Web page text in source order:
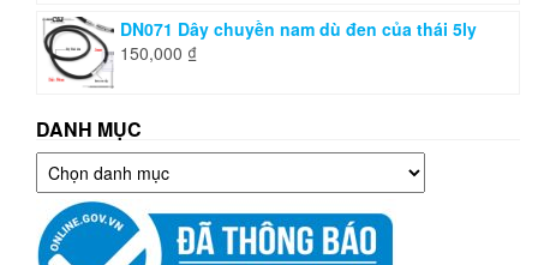
DN071 Dây chuyền nam dù đen của thái 5ly
150,000 ₫
DANH MỤC
Danh
mục